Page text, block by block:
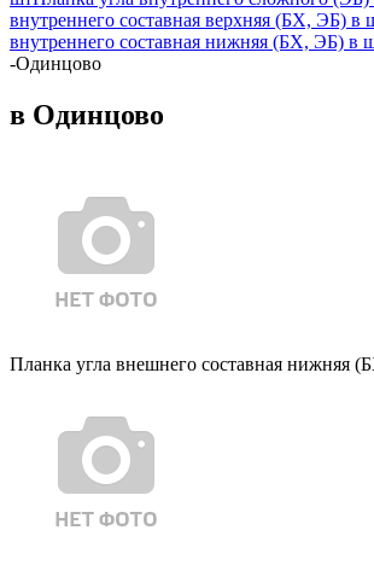
внутреннего составная верхняя (БХ, ЭБ) в
внутреннего составная нижняя (БХ, ЭБ) в
-Одинцово
в Одинцово
Планка угла внешнего составная нижняя